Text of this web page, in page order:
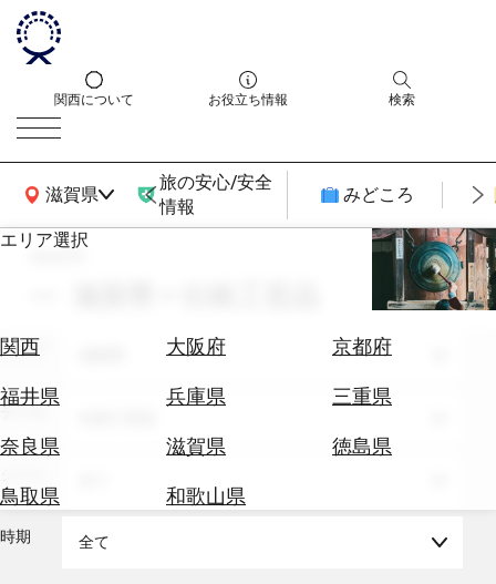
関西について お役立ち情報 検索
滋賀県
関西広域MAP
旅の安心/安全
情報
みどころ
エリア選択
関西 大阪府
京都府
福井県
兵庫県
三重県
奈良県
滋賀県
徳島県
鳥取県
和歌山県
エ
券
テ
を
search
エリア
テーマ
時期 全て